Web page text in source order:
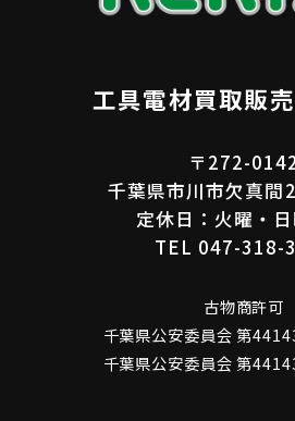
工具電材買取販
〒272-
千葉県市川市欠真間
定休日：火曜・
TEL 047-318-
古物商許可
千葉県公安委員会 第
千葉県公安委員会 第